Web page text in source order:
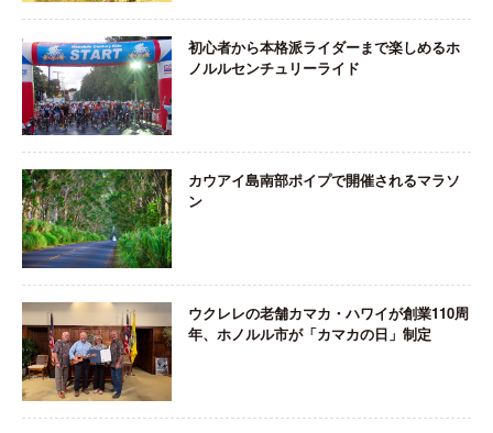
初心者から本格派ライダーまで楽しめるホ
ノルルセンチュリーライド
カウアイ島南部ポイプで開催されるマラソ
ン
ウクレレの老舗カマカ・ハワイが創業110周
年、ホノルル市が「カマカの日」制定